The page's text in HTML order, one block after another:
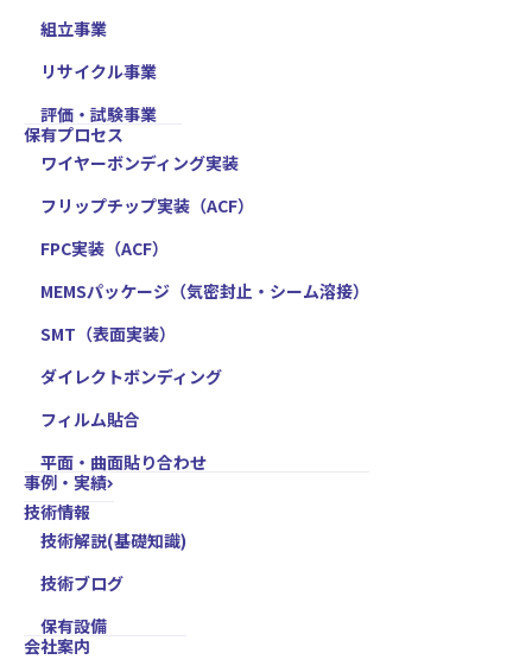
組立事業
リサイクル事業
評価・試験事業
保有プロセス
ワイヤーボンディング実装
フリップチップ実装（ACF）
FPC実装（ACF）
MEMSパッケージ（気密封止・シーム溶接）
SMT（表面実装）
ダイレクトボンディング
フィルム貼合
平面・曲面貼り合わせ
事例・実績
技術情報
技術解説(基礎知識)
技術ブログ
保有設備
会社案内